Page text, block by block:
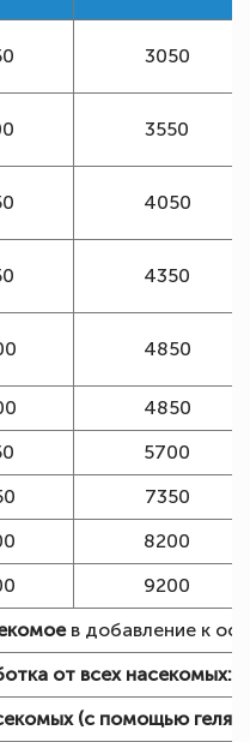
3050
3550
4050
4350
4850
4850
5700
7350
8200
9200
в добавление к
от всех насекомых:
(с помощью геля):